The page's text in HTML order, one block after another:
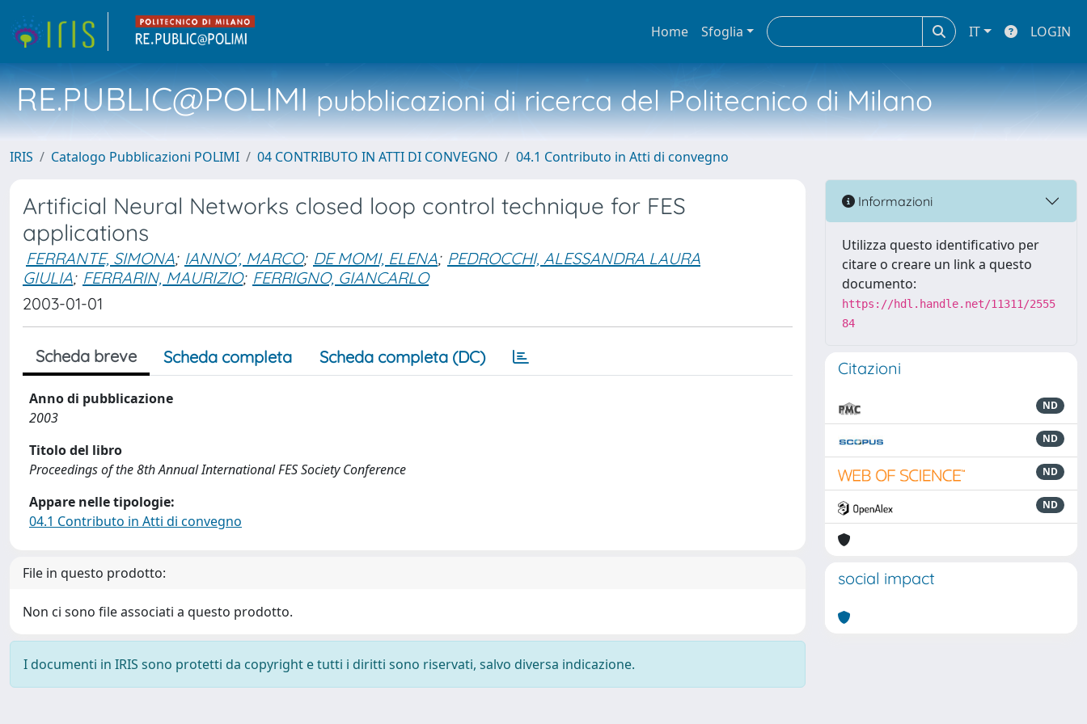
Home Sfoglia IT LOGIN
RE.PUBLIC@POLIMIpubblicazioni di ricerca del Politecnico di Milano
IRIS Catalogo Pubblicazioni POLIMI 04 CONTRIBUTO IN ATTI DI CONVEGNO 04.1 Contributo in Atti di convegno
Artificial Neural Networks closed loop control technique for FES
applications
FERRANTE, SIMONA; IANNO', MARCO; DE MOMI, ELENA; PEDROCCHI, ALESSANDRA LAURA
GIULIA; FERRARIN, MAURIZIO; FERRIGNO, GIANCARLO
2003-01-01
Scheda breve Scheda completa Scheda completa (DC)
Anno di pubblicazione
2003
Titolo del libro
Proceedings of the 8th Annual International FES Society Conference
Appare nelle tipologie:
04.1 Contributo in Atti di convegno
File in questo prodotto:
Non ci sono file associati a questo prodotto.
I documenti in IRIS sono protetti da copyright e tutti i diritti sono riservati, salvo diversa indicazione.
Informazioni
Utilizza questo identificativo per
citare o creare un link a questo
documento:
https://hdl.handle.net/11311/2555
84
Citazioni
ND
ND
ND
ND
social impact